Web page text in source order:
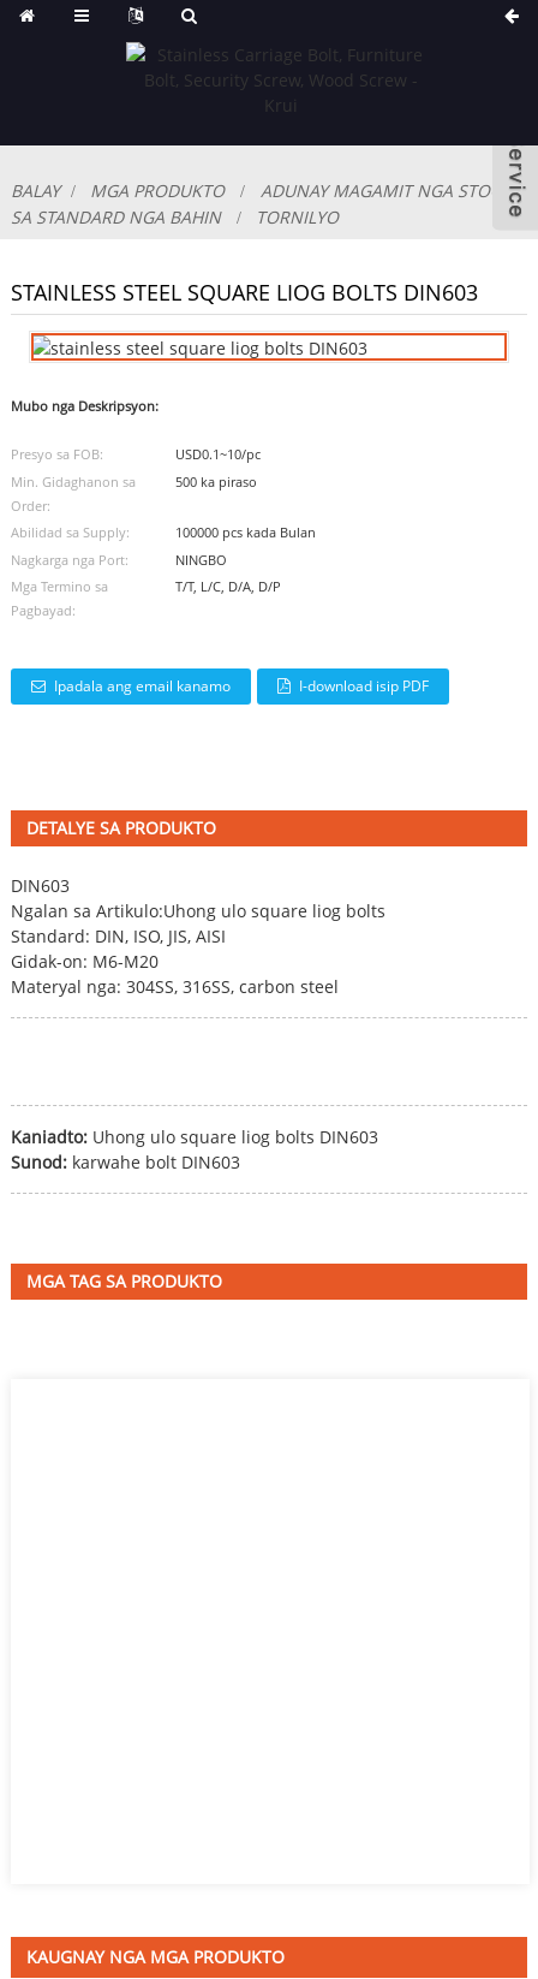
BALAY MGA PRODUKTO
ADUNAY MAGAMIT NGA STOCK
SA STANDARD NGA BAHIN
TORNILYO
STAINLESS STEEL SQUARE LIOG BOLTS DIN603
Mubo nga Deskripsyon:
Presyo sa FOB:
USD0.1~10/pc
Min. Gidaghanon sa
Order:
500 ka piraso
Abilidad sa Supply:
100000 pcs kada Bulan
Nagkarga nga Port:
NINGBO
Mga Termino sa
Pagbayad:
T/T, L/C, D/A, D/P
Ipadala ang email kanamo I-download isip PDF
DETALYE SA PRODUKTO
DIN603
Ngalan sa Artikulo:Uhong ulo square liog bolts
Standard: DIN, ISO, JIS, AISI
Gidak-on: M6-M20
Materyal nga: 304SS, 316SS, carbon steel
Kaniadto: Uhong ulo square liog bolts DIN603
Sunod: karwahe bolt DIN603
MGA TAG SA PRODUKTO
KAUGNAY NGA MGA PRODUKTO